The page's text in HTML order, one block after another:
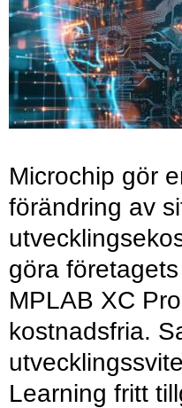
Microchip gör
förändring av
göra
MPLAB XC
kostnadsfria.
Learning fritt